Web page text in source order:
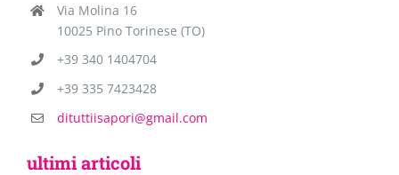
Via Molina 16
10025 Pino Torinese (TO)
+39 340 1404704
+39 335 7423428
dituttiisapori@gmail.com
ultimi articoli